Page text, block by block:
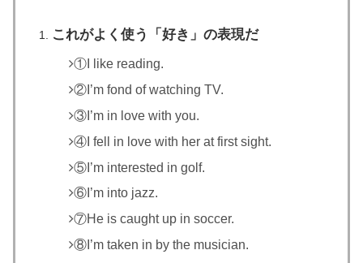
これがよく使う「好き」の表現だ
①I like reading.
②I’m fond of watching TV.
③I’m in love with you.
④I fell in love with her at first sight.
⑤I’m interested in golf.
⑥I’m into jazz.
⑦He is caught up in soccer.
⑧I’m taken in by the musician.